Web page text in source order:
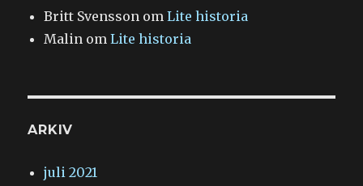
Britt Svensson omLite historia
Malin omLite historia
ARKIV
juli 2021